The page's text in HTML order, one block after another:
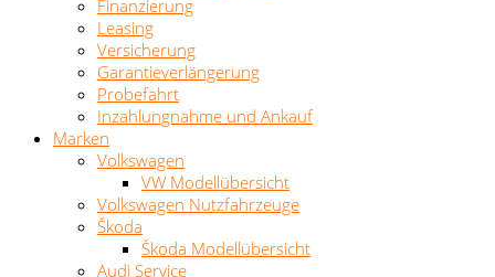
Finanzierung
Leasing
Versicherung
Garantieverlängerung
Probefahrt
Inzahlungnahme und Ankauf
Marken
Volkswagen
VW Modellübersicht
Volkswagen Nutzfahrzeuge
Škoda
Škoda Modellübersicht
Audi Service